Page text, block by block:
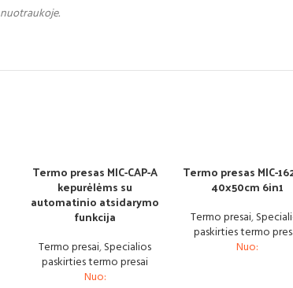
Termo presas MIC-CAP-A
kepurėlėms su
automatinio atsidarymo
funkcija
Termo presai,Specialios
paskirties termo presai
Nuo:
Termo presas MIC-
40x50cm 6in1
Termo presai,
paskirties termo
Nuo: